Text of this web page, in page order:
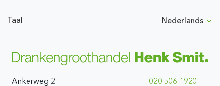
Taal Nederlands
Ankerweg 2 020 506 1920